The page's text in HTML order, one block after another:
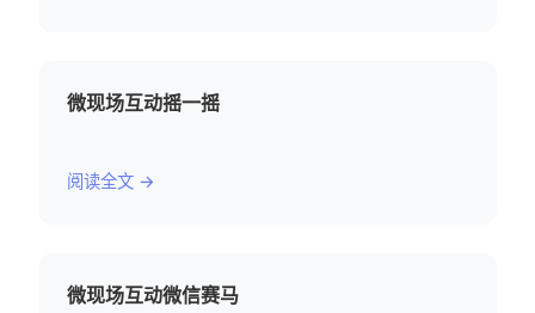
微现场互动摇一摇
阅读全文 →
微现场互动微信赛马